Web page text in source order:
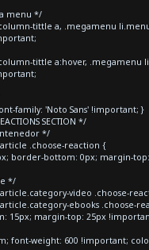
menu */
tittle a, .megamenu
tittle a:hover, .megamenu
family: 'Noto Sans' !important; }
SECTION */
*/
.choose-reaction {
border-bottom: 0px; margin-top:
*/
video .choose-
article.category-ebooks .choose-
15px; margin-top: 25px
font-weight: 600 !important;